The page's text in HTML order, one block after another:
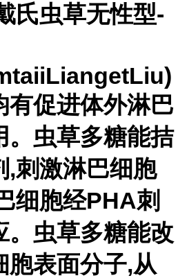
氏虫草无性型-
有促进体外淋巴
。虫草多糖能拮
,刺激淋巴细胞
细胞经PHA刺
。虫草多糖能改
胞表面分子,从